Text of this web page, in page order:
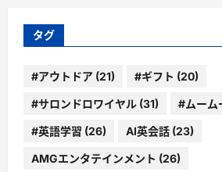
ー
タグ
#アウトドア (21) #ギフト (20)
#サロンドロワイヤル (31) #ムーム
#英語学習 (26) AI英会話 (23)
AMGエンタテインメント (26)